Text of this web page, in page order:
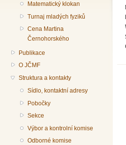
Matematický klokan
Turnaj mladých fyziků
Cena Martina
Černohorského
Publikace
O JČMF
Struktura a kontakty
Sídlo, kontaktní adresy
Pobočky
Sekce
Výbor a kontrolní komise
Odborné komise